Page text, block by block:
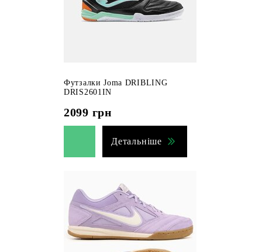
Футзалки Joma DRIBLING
DRIS2601IN
2099 грн
Детальніше